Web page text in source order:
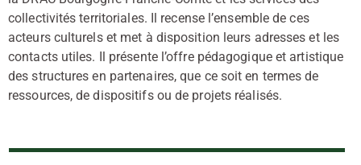
collectivités territoriales. Il recense l’ensemble de ces
acteurs culturels et met à disposition leurs adresses et les
contacts utiles. Il présente l’offre pédagogique et artistique
des structures en partenaires, que ce soit en termes de
ressources, de dispositifs ou de projets réalisés.